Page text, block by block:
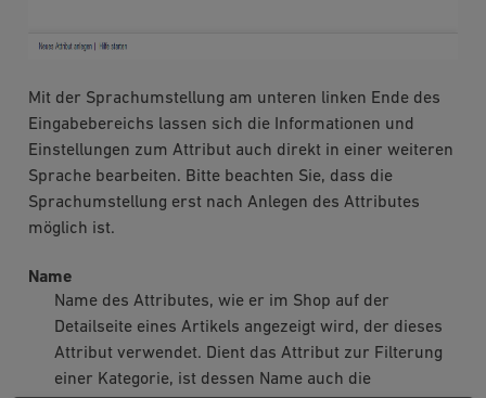
Mit der Sprachumstellung am unteren linken Ende des
Eingabebereichs lassen sich die Informationen und
Einstellungen zum Attribut auch direkt in einer weiteren
Sprache bearbeiten. Bitte beachten Sie, dass die
Sprachumstellung erst nach Anlegen des Attributes
möglich ist.
Name
Name des Attributes, wie er im Shop auf der
Detailseite eines Artikels angezeigt wird, der dieses
Attribut verwendet. Dient das Attribut zur Filterung
einer Kategorie, ist dessen Name auch die